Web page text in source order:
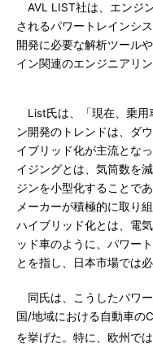
AVL LIST社は、エンジ
されるパワートレインシ
開発に必要な解析ツール
イン関連のエンジニアリン
List氏は、「現在、乗用
ン開発のトレンドは、ダ
イブリッド化が主流とな
イジングとは、気筒数を
ジンを小型化することで
メーカーが積極的に取り
ハイブリッド化とは、電
ッド車のように、パワー
とを指し、日本市場では
同氏は、こうしたパワ
国/地域における自動車の
を挙げた。特に、欧州で